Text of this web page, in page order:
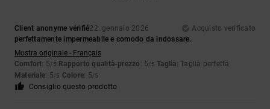
Client anonyme vérifié22. gennaio 2026
Acquisto verificato
perfettamente impermeabile e comodo da indossare.
Mostra originale - Français
Comfort: 5/5 Rapporto qualità-prezzo : 5/5 Taglia: Taglia perfetta
Materiale: 5/5 Colore: 5/5
Consiglio questo prodotto